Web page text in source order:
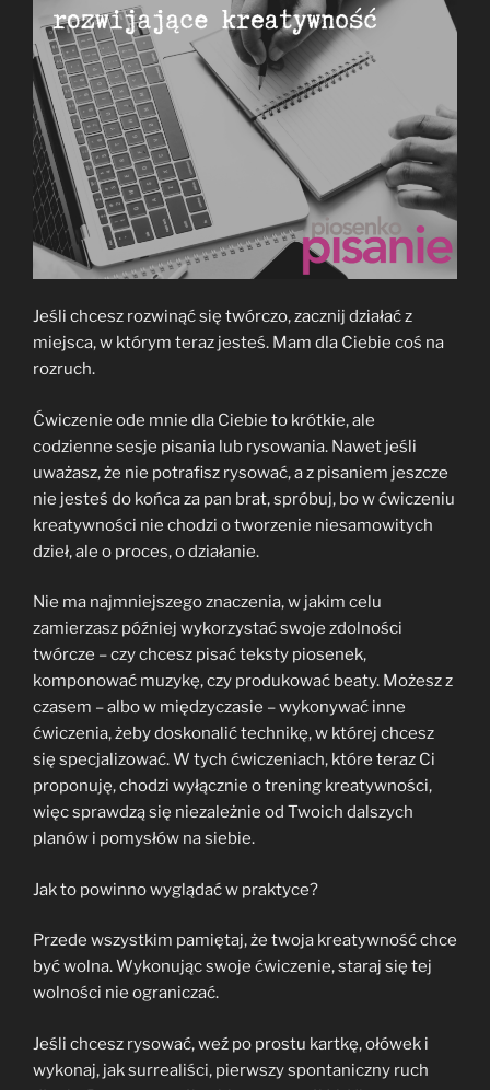
Jeśli chcesz rozwinąć się twórczo, zacznij działać z
miejsca, w którym teraz jesteś. Mam dla Ciebie coś na
rozruch.
Ćwiczenie ode mnie dla Ciebie to krótkie, ale
codzienne sesje pisania lub rysowania. Nawet jeśli
uważasz, że nie potrafisz rysować, a z pisaniem jeszcze
nie jesteś do końca za pan brat, spróbuj, bo w ćwiczeniu
kreatywności nie chodzi o tworzenie niesamowitych
dzieł, ale o proces, o działanie.
Nie ma najmniejszego znaczenia, w jakim celu
zamierzasz później wykorzystać swoje zdolności
twórcze – czy chcesz pisać teksty piosenek,
komponować muzykę, czy produkować beaty. Możesz z
czasem – albo w międzyczasie – wykonywać inne
ćwiczenia, żeby doskonalić technikę, w której chcesz
się specjalizować. W tych ćwiczeniach, które teraz Ci
proponuję, chodzi wyłącznie o trening kreatywności,
więc sprawdzą się niezależnie od Twoich dalszych
planów i pomysłów na siebie.
Jak to powinno wyglądać w praktyce?
Przede wszystkim pamiętaj, że twoja kreatywność chce
być wolna. Wykonując swoje ćwiczenie, staraj się tej
wolności nie ograniczać.
Jeśli chcesz rysować, weź po prostu kartkę, ołówek i
wykonaj, jak surrealiści, pierwszy spontaniczny ruch